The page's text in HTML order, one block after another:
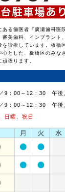
ある歯医者『廣瀬歯科医
審美歯科、インプラント
を診療しています。板橋
心とした、板橋区のみな
頑張ります。
9：00～12：30 午後
9：00～12：30 午後
日曜、祝日